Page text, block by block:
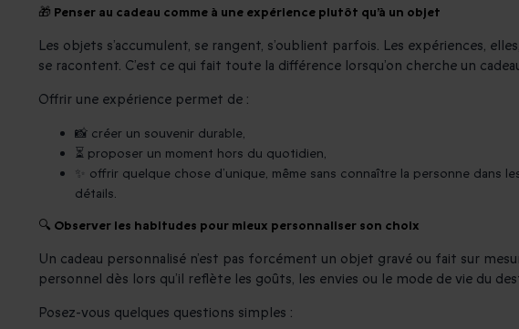
🎁 Penser au cadeau comme à une expérience plutôt qu’à un objet
Les objets s’accumulent, se rangent, s’oublient parfois. Les expériences,
se racontent. C’est ce qui fait toute la différence lorsqu’on cherche un
Offrir une expérience permet de :
📸 créer un souvenir durable,
⏳ proposer un moment hors du quotidien,
✨ offrir quelque chose d’unique, même sans connaître la personne dans
détails.
🔍 Observer les habitudes pour mieux personnaliser son choix
Un cadeau personnalisé n’est pas forcément un objet gravé ou fait sur
personnel dès lors qu’il reflète les goûts, les envies ou le mode de vie du
Posez-vous quelques questions simples :